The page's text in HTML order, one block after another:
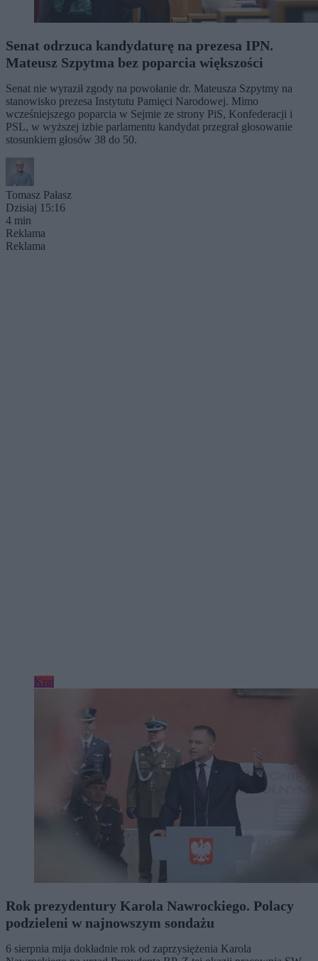
Senat odrzuca kandydaturę na prezesa IPN.
Mateusz Szpytma bez poparcia większości
Senat nie wyraził zgody na powołanie dr. Mateusza Szpytmy na
stanowisko prezesa Instytutu Pamięci Narodowej. Mimo
wcześniejszego poparcia w Sejmie ze strony PiS, Konfederacji i
PSL, w wyższej izbie parlamentu kandydat przegrał głosowanie
stosunkiem głosów 38 do 50.
Tomasz Pałasz
Dzisiaj 15:16
4 min
Reklama
Reklama
Kraj
Rok prezydentury Karola Nawrockiego. Polacy
podzieleni w najnowszym sondażu
6 sierpnia mija dokładnie rok od zaprzysiężenia Karola